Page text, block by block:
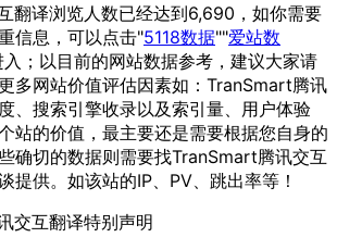
翻译浏览人数已经达到6,690，如你需要
信息，可以点击"5118数据""爱站数
入；以目前的网站数据参考，建议大家请
多网站价值评估因素如：TranSmart腾讯
、搜索引擎收录以及索引量、用户体验
站的价值，最主要还是需要根据您自身的
确切的数据则需要找TranSmart腾讯交互
提供。如该站的IP、PV、跳出率等！
交互翻译特别声明